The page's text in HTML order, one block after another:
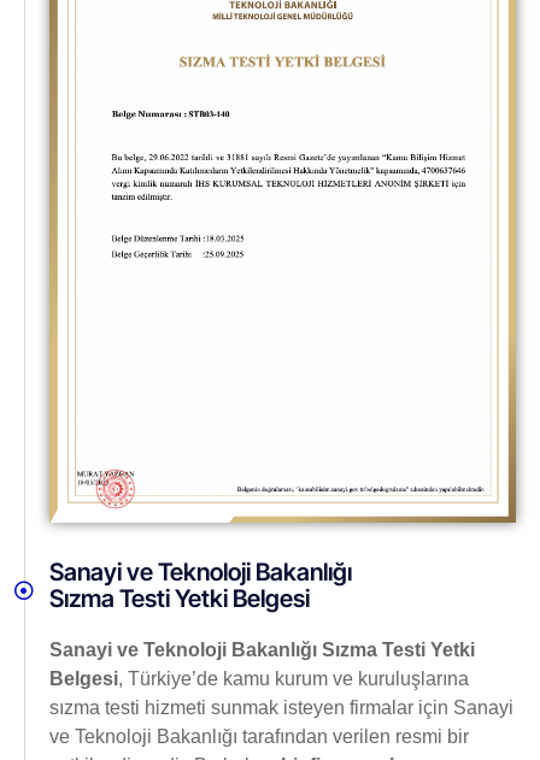
Sanayi ve Teknoloji Bakanlığı
Sızma Testi Yetki Belgesi
Sanayi ve Teknoloji Bakanlığı Sızma Testi Yetki
Belgesi, Türkiye’de kamu kurum ve kuruluşlarına
sızma testi hizmeti sunmak isteyen firmalar için Sanayi
ve Teknoloji Bakanlığı tarafından verilen resmi bir